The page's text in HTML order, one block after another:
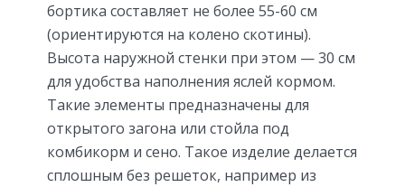
бортика составляет не более 55-60 см
(ориентируются на колено скотины).
Высота наружной стенки при этом — 30 см
для удобства наполнения яслей кормом.
Такие элементы предназначены для
открытого загона или стойла под
комбикорм и сено. Такое изделие делается
сплошным без решеток, например из